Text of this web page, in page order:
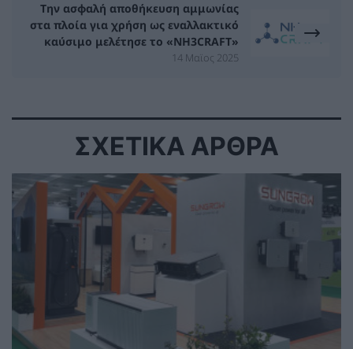
Την ασφαλή αποθήκευση αμμωνίας
στα πλοία για χρήση ως εναλλακτικό
καύσιμο μελέτησε το «NH3CRAFT»
14 Μαϊος 2025
ΣΧΕΤΙΚΑ ΑΡΘΡΑ